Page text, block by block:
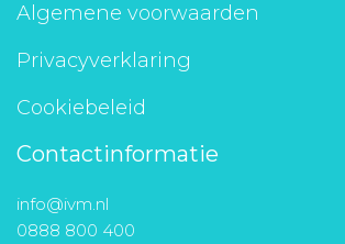
Algemene voorwaarden
Privacyverklaring
Cookiebeleid
Contactinformatie
info@ivm.nl
0888 800 400